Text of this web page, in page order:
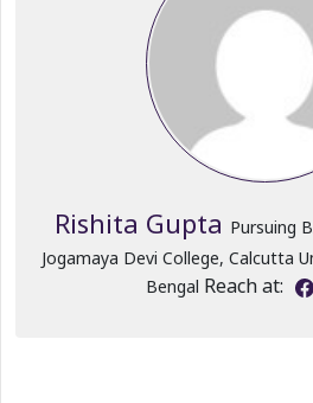
Rishita Gupta Pursuing
Jogamaya Devi College, Calcutta
Bengal Reach at: